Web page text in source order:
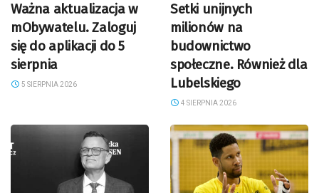
Ważna aktualizacja w
mObywatelu. Zaloguj
się do aplikacji do 5
sierpnia
5 SIERPNIA 2026
Setki unijnych
milionów na
budownictwo
społeczne. Również dla
Lubelskiego
4 SIERPNIA 2026